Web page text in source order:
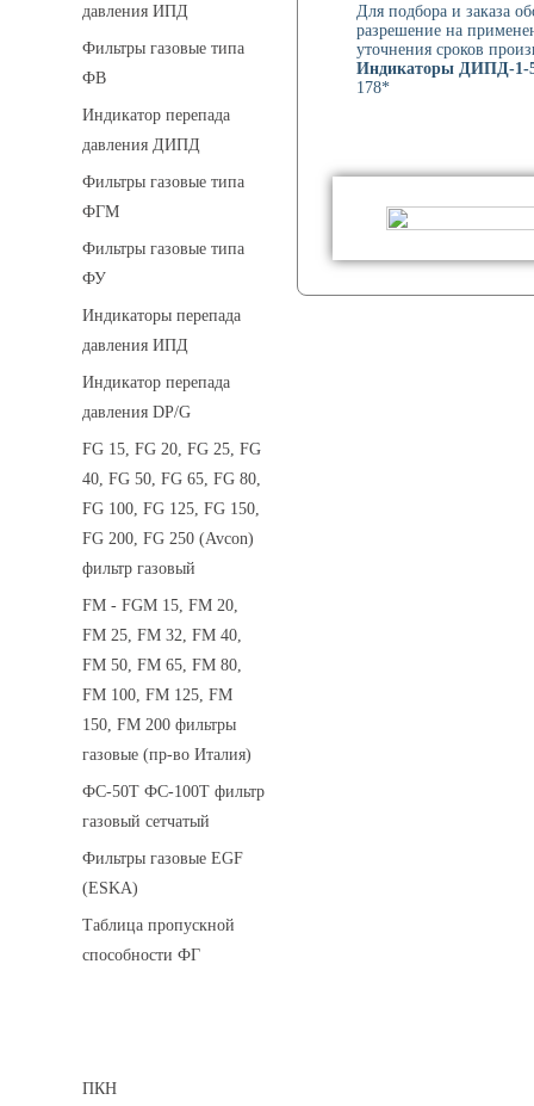
давления ИПД
Фильтры газовые типа
ФВ
Индикатор перепада
давления ДИПД
Фильтры газовые типа
ФГМ
Фильтры газовые типа
ФУ
Индикаторы перепада
давления ИПД
Индикатор перепада
давления DP/G
FG 15, FG 20, FG 25, FG
40, FG 50, FG 65, FG 80,
FG 100, FG 125, FG 150,
FG 200, FG 250 (Avcon)
фильтр газовый
FM - FGM 15, FM 20,
FM 25, FM 32, FM 40,
FM 50, FM 65, FM 80,
FM 100, FM 125, FM
150, FM 200 фильтры
газовые (пр-во Италия)
ФС-50Т ФС-100Т фильтр
газовый сетчатый
Фильтры газовые EGF
(ESKA)
Таблица пропускной
способности ФГ
ПКН
Для подбора и заказа
разрешение на
уточнения сроков
Индикаторы ДИПД-1-
178*